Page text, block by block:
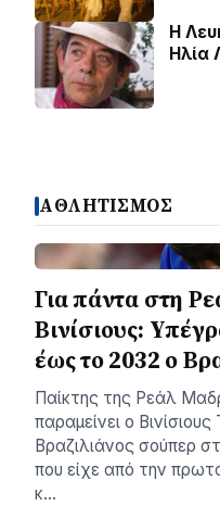
Η
Ηλία
ΑΘΛΗΤΙΣΜΟΣ
Για πάντα στη
Βινίσιους:
έως το 2032 ο
Παίκτης της Ρεάλ
παραμείνει ο
Βραζιλιάνος σούπερ
που είχε από την
κ…